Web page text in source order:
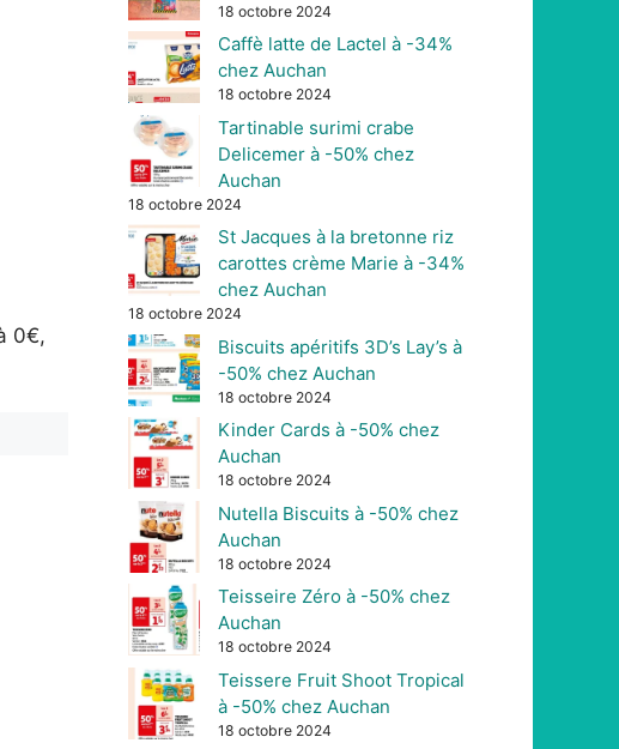
0€,
18 octobre 2024
Caffè latte de Lactel à -34%
chez Auchan
18 octobre 2024
Tartinable surimi crabe
Delicemer à -50% chez
Auchan
18 octobre 2024
St Jacques à la bretonne riz
carottes crème Marie à -34%
chez Auchan
18 octobre 2024
Biscuits apéritifs 3D’s Lay’s à
-50% chez Auchan
18 octobre 2024
Kinder Cards à -50% chez
Auchan
18 octobre 2024
Nutella Biscuits à -50% chez
Auchan
18 octobre 2024
Teisseire Zéro à -50% chez
Auchan
18 octobre 2024
Teissere Fruit Shoot Tropical
à -50% chez Auchan
18 octobre 2024